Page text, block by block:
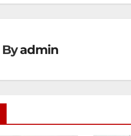
Byadmin